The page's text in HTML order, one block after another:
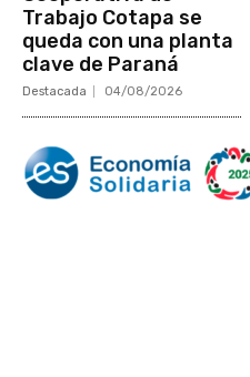
Trabajo Cotapa se
queda con una planta
clave de Paraná
Destacada 04/08/2026